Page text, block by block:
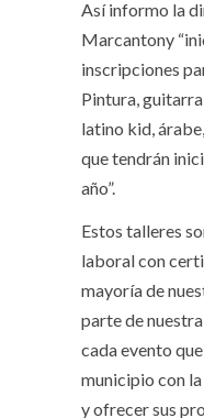
Así informo la
Marcantony
inscripciones
Pintura,
latino kid,
que tendrán
año”.
Estos talleres
laboral con
mayoría de
parte de
cada evento
municipio con
y ofrecer sus